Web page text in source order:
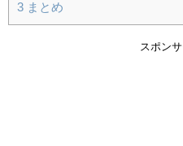
3 まとめ
スポン